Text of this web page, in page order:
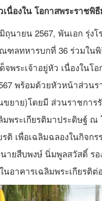
เนื่องใน โอกาสพระราช
ถุนายน 2567, พันเอก รุ่
ลทหารบกที่ 36 ร่วมในพิ
จพระเจ้าอยู่หัว เนื่องใน
พร้อมด้วยหัวหน้าส่วน
ขยาย)โดยมี ส่วนราชการ
มพระเกียรติมาประดิษฐ์
รติ เพื่อเฉลิมฉลองในกิจ
ายสืบพงษ์ นิ่มพูลสวัสดิ์ ร
นอาคารเฉลิมพระเกียรติต่